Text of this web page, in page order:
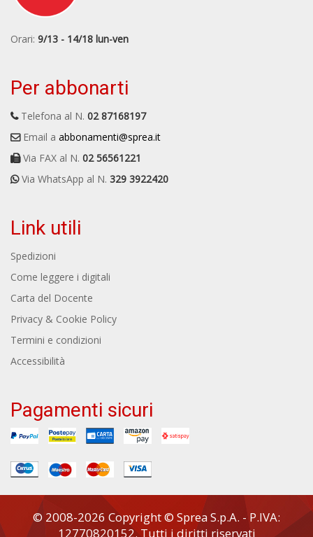
Orari: 9/13 - 14/18 lun-ven
Per abbonarti
Telefona al N. 02 87168197
Email a abbonamenti@sprea.it
Via FAX al N. 02 56561221
Via WhatsApp al N. 329 3922420
Link utili
Spedizioni
Come leggere i digitali
Carta del Docente
Privacy & Cookie Policy
Termini e condizioni
Accessibilità
Pagamenti sicuri
© 2008-2026 Copyright © Sprea S.p.A. - P.IVA:
12770820152. Tutti i diritti riservati